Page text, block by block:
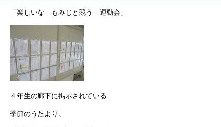
「楽しいな もみじと競う 運動会」
４年生の廊下に掲示されている
季節のうたより。